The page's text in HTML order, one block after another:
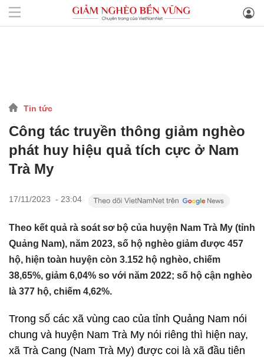
Tin tức
Công tác truyền thông giảm nghèo
phát huy hiệu quả tích cực ở Nam
Trà My
17/11/2023 - 23:04
Theo kết quả rà soát sơ bộ của huyện Nam Trà My (tỉnh
Quảng Nam), năm 2023, số hộ nghèo giảm được 457
hộ, hiện toàn huyện còn 3.152 hộ nghèo, chiếm
38,65%, giảm 6,04% so với năm 2022; số hộ cận nghèo
là 377 hộ, chiếm 4,62%.
Trong số các xã vùng cao của tỉnh Quảng Nam nói
chung và huyện Nam Trà My nói riêng thì hiện nay,
xã Trà Cang (Nam Trà My) được coi là xã đầu tiên